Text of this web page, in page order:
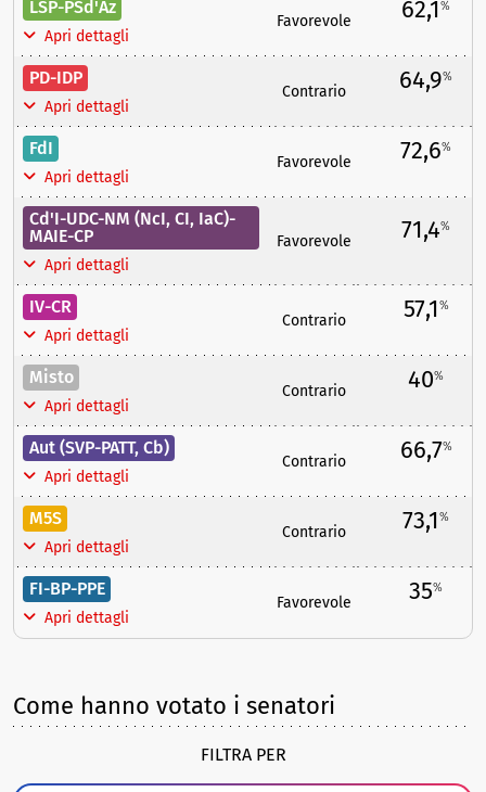
LSP-PSd'Az
Apri dettagli
Favorevole 62,1%
PD-IDP
Apri dettagli
Contrario 64,9%
FdI
Apri dettagli
Favorevole 72,6%
Cd'I-UDC-NM (NcI, CI, IaC)-
MAIE-CP
Apri dettagli
Favorevole 71,4%
IV-CR
Apri dettagli
Contrario 57,1%
Misto
Apri dettagli
Contrario 40%
Aut (SVP-PATT, Cb)
Apri dettagli
Contrario 66,7%
M5S
Apri dettagli
Contrario 73,1%
FI-BP-PPE
Apri dettagli
Favorevole 35%
Come hanno votato i senatori
FILTRA PER